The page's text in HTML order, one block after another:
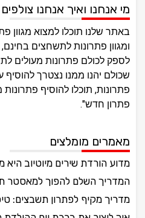
מי אנחנו ואיך אנחנו צולפים
באתר שלנו תוכלו למצוא מגוון
ומגוון פתרונות לתשחצים
לספק לכולם פתרונות מעולים
שכולם יהנו ממנו נצטרך להוסיף
פתרונות, תוכלו להוסיף
פתרון חדש".
מאמרים מומלצים
מדוע הורדת שירים מיוטיוב
המדריך השלם להפוך למאסטר
מדריך מקיף לפתרון תשבצים: